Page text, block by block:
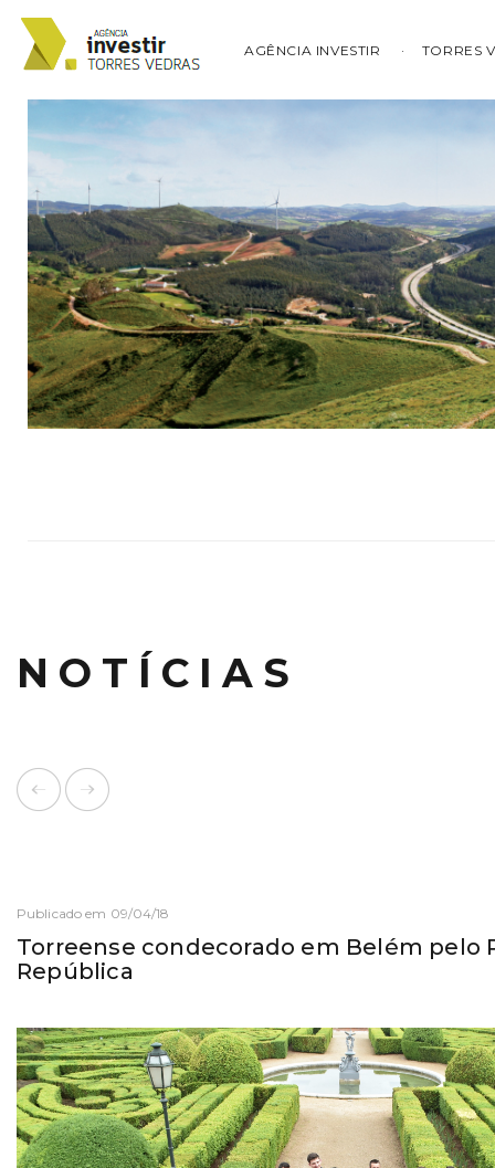
AGÊNCIA INVESTIR TORRES
NOTÍCIAS
Publicado em 09/04/18
Torreense condecorado em Belém pelo
República